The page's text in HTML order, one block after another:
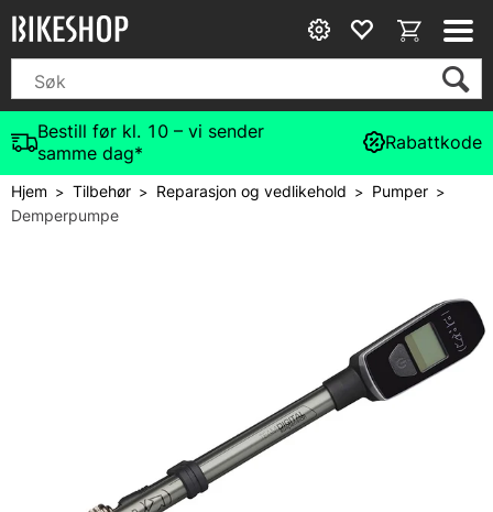
Bestill før kl. 10 – vi sender
samme dag*
Rabattkode
Hjem>Tilbehør> Reparasjon og vedlikehold > Pumper>
Demperpumpe